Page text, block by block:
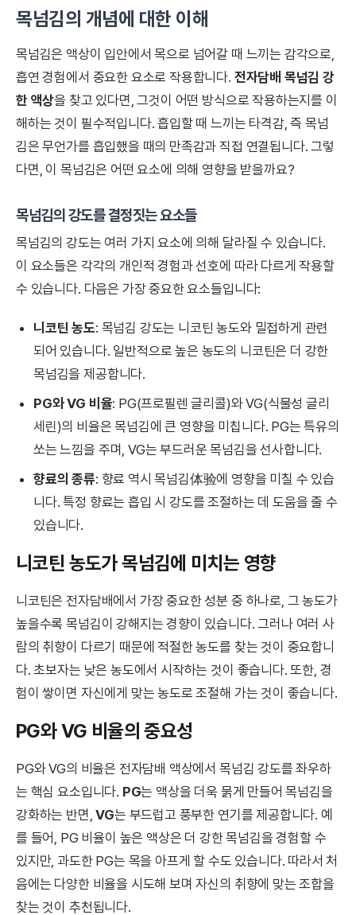
목넘김의 개념에 대한 이해
목넘김은 액상이 입안에서 목으로 넘어갈 때 느끼는 감각으로,
흡연 경험에서 중요한 요소로 작용합니다. 전자담배 목넘김 강
한 액상을 찾고 있다면, 그것이 어떤 방식으로 작용하는지를 이
해하는 것이 필수적입니다. 흡입할 때 느끼는 타격감, 즉 목넘
김은 무언가를 흡입했을 때의 만족감과 직접 연결됩니다. 그렇
다면, 이 목넘김은 어떤 요소에 의해 영향을 받을까요?
목넘김의 강도를 결정짓는 요소들
목넘김의 강도는 여러 가지 요소에 의해 달라질 수 있습니다.
이 요소들은 각각의 개인적 경험과 선호에 따라 다르게 작용할
수 있습니다. 다음은 가장 중요한 요소들입니다:
니코틴 농도: 목넘김 강도는 니코틴 농도와 밀접하게 관련
되어 있습니다. 일반적으로 높은 농도의 니코틴은 더 강한
목넘김을 제공합니다.
PG와 VG 비율: PG(프로필렌 글리콜)와 VG(식물성 글리
세린)의 비율은 목넘김에 큰 영향을 미칩니다. PG는 특유의
쏘는 느낌을 주며, VG는 부드러운 목넘김을 선사합니다.
향료의 종류: 향료 역시 목넘김体验에 영향을 미칠 수 있습
니다. 특정 향료는 흡입 시 강도를 조절하는 데 도움을 줄 수
있습니다.
니코틴 농도가 목넘김에 미치는 영향
니코틴은 전자담배에서 가장 중요한 성분 중 하나로, 그 농도가
높을수록 목넘김이 강해지는 경향이 있습니다. 그러나 여러 사
람의 취향이 다르기 때문에 적절한 농도를 찾는 것이 중요합니
다. 초보자는 낮은 농도에서 시작하는 것이 좋습니다. 또한, 경
험이 쌓이면 자신에게 맞는 농도로 조절해 가는 것이 좋습니다.
PG와 VG 비율의 중요성
PG와 VG의 비율은 전자담배 액상에서 목넘김 강도를 좌우하
는 핵심 요소입니다. PG는 액상을 더욱 묽게 만들어 목넘김을
강화하는 반면,VG는 부드럽고 풍부한 연기를 제공합니다. 예
를 들어, PG 비율이 높은 액상은 더 강한 목넘김을 경험할 수
있지만, 과도한 PG는 목을 아프게 할 수도 있습니다. 따라서 처
음에는 다양한 비율을 시도해 보며 자신의 취향에 맞는 조합을
찾는 것이 추천됩니다.